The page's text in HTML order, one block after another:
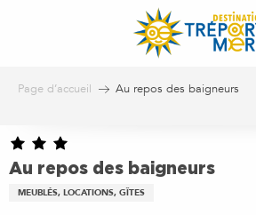
Page d’accueil Au repos des baigneurs
Au repos des baigneurs
MEUBLÉS, LOCATIONS, GÎTES